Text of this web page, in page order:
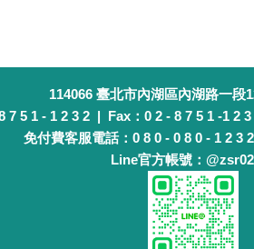
114066 臺北市內湖區內湖路一段
7 5 1 - 1 2 3 2 | Fax：0 2 - 8 7 5 1 -1
免付費客服電話：0 8 0 - 0 8 0 - 1 2 3
Line官方帳號：